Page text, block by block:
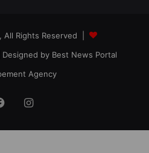
Rights Reserved |
| Designed by Best News Portal
Agency
FacebookInstagram